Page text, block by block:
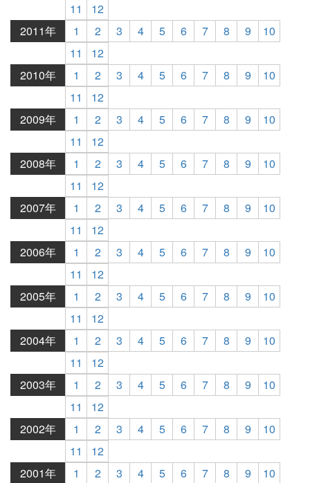
11
12
2011年
1 2 3 4 5 6 7 8 9
10
11
12
2010年
1 2 3 4 5 6 7 8 9
10
11
12
2009年
1 2 3 4 5 6 7 8 9
10
11
12
2008年
1 2 3 4 5 6 7 8 9
10
11
12
2007年
1 2 3 4 5 6 7 8 9
10
11
12
2006年
1 2 3 4 5 6 7 8 9
10
11
12
2005年
1 2 3 4 5 6 7 8 9
10
11
12
2004年
1 2 3 4 5 6 7 8 9
10
11
12
2003年
1 2 3 4 5 6 7 8 9
10
11
12
2002年
1 2 3 4 5 6 7 8 9
10
11
12
2001年
1 2 3 4 5 6 7 8 9 10